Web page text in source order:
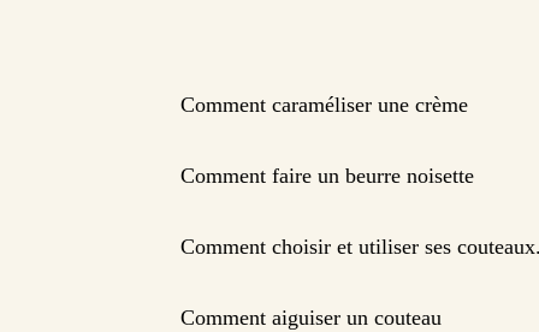
Comment caraméliser une crème
Comment faire un beurre noisette
Comment choisir et utiliser ses
Comment aiguiser un couteau